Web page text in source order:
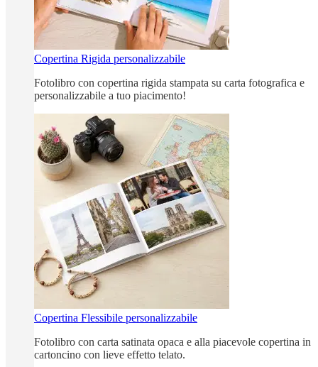
Copertina Rigida personalizzabile
Fotolibro con copertina rigida stampata su carta fotografica e
personalizzabile a tuo piacimento!
Copertina Flessibile personalizzabile
Fotolibro con carta satinata opaca e alla piacevole copertina in
cartoncino con lieve effetto telato.